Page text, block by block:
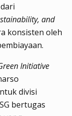
and
konsisten oleh
Initiative
divisi
bertugas